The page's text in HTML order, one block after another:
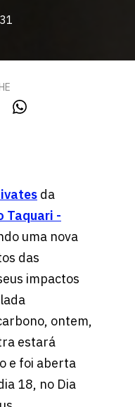
da
Taquari -
uma nova
das
impactos
ontem,
estará
e foi aberta
18, no Dia